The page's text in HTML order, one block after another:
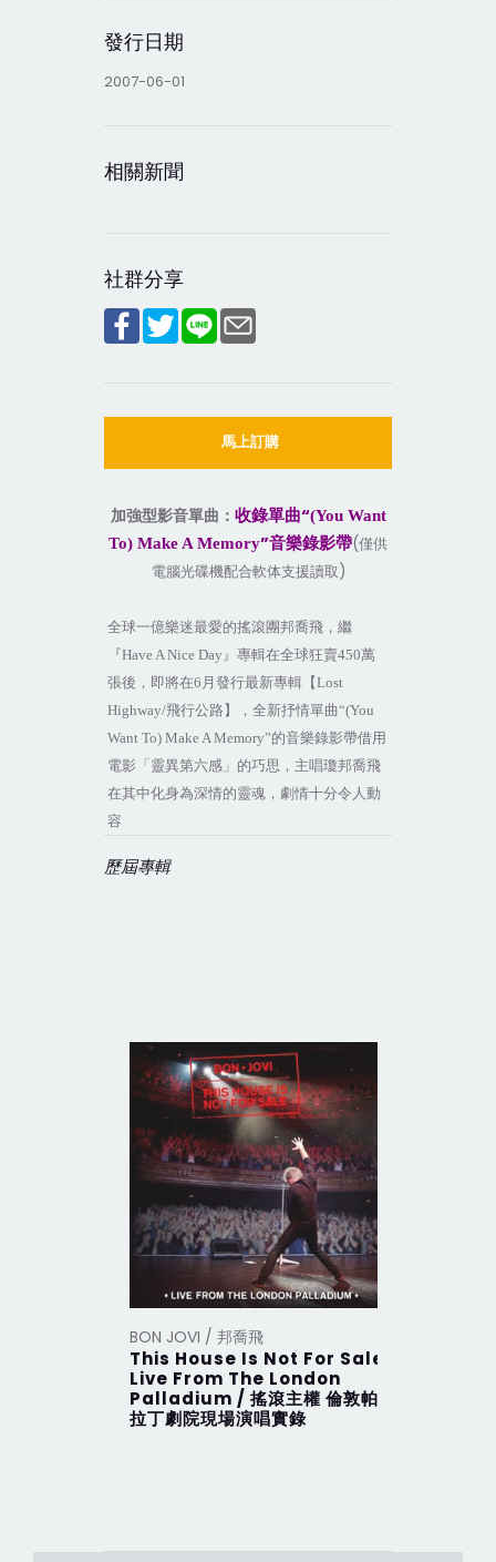
發行日期
2007-06-01
相關新聞
社群分享
馬上訂購
加強型影音單曲： 收錄單曲“(You Want
To) Make A Memory”音樂錄影帶(僅供
電腦光碟機配合軟体支援讀取 )
全球一億樂迷最愛的搖滾團邦喬飛， 繼
『Have A Nice Day 』專輯在全球狂賣450萬
張後，即將在6 月發行最新專輯【Lost
Highway/飛行公路】，全新抒情單曲“(You
Want To) Make A Memory”的音樂錄影帶借用
電影「靈異第六感」的巧思，主唱瓊邦喬飛
在其中化身為深情的靈魂，劇情十分令人動
容
歷屆專輯
BON JOVI / 邦喬飛
This House Is Not For Sale
Live From The London
Palladium / 搖滾主權 倫敦帕
拉丁劇院現場演唱實錄